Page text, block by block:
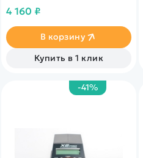
4 160 ₽
В корзину
Купить в 1 клик
-41%